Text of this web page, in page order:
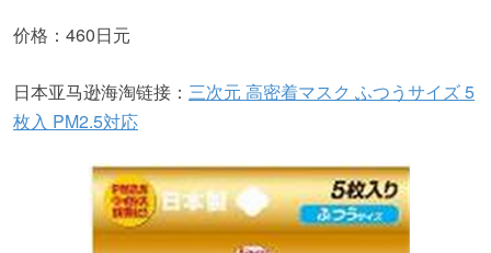
价格：460日元
日本亚马逊海淘链接： 三次元 高密着マスク ふつうサイズ 5
枚入 PM2.5対応